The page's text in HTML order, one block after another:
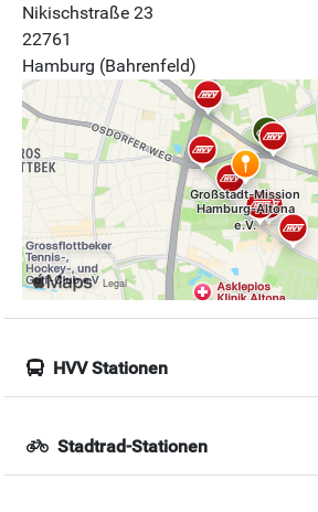
Nikischstraße 23
22761
Hamburg (Bahrenfeld)
HVV Stationen
Stadtrad-Stationen